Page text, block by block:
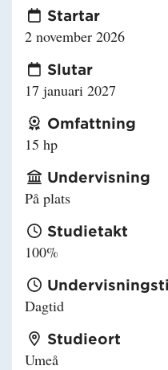
Startar
2 november 2026
Slutar
17 januari 2027
Omfattning
15 hp
Undervisning
På plats
Studietakt
100%
Dagtid
Studieort
Umeå